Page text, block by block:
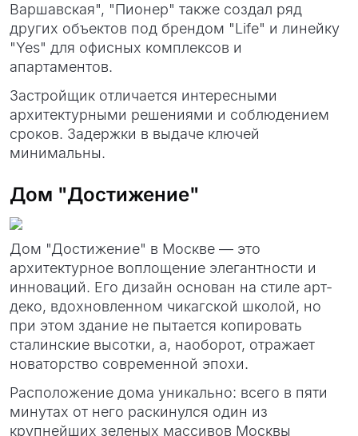
Варшавская", "Пионер" также создал ряд
других объектов под брендом "Life" и линейку
"Yes" для офисных комплексов и
апартаментов.
Застройщик отличается интересными
архитектурными решениями и соблюдением
сроков. Задержки в выдаче ключей
минимальны.
Дом "Достижение"
Дом "Достижение" в Москве — это
архитектурное воплощение элегантности и
инноваций. Его дизайн основан на стиле арт-
деко, вдохновленном чикагской школой, но
при этом здание не пытается копировать
сталинские высотки, а, наоборот, отражает
новаторство современной эпохи.
Расположение дома уникально: всего в пяти
минутах от него раскинулся один из
крупнейших зеленых массивов Москвы